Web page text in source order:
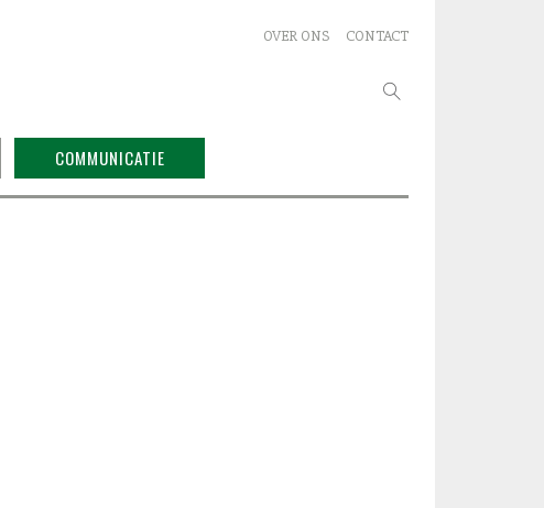
OVER ONS CONTACT
COMMUNICATIE